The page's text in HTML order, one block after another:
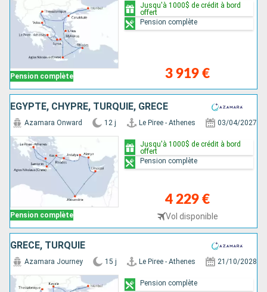
Pension complète 3 919 €
Jusqu'à 1000$ de crédit à bord
offert
Pension complète
EGYPTE, CHYPRE, TURQUIE, GRÈCE
Pension complète
Azamara Onward 12 j Le Piree - Athenes 03/04/2027
4 229 €
Vol disponible
Jusqu'à 1000$ de crédit à bord
offert
Pension complète
GRÈCE, TURQUIE
Azamara Journey 15 j Le Piree - Athenes 21/10/2028
Pension complète